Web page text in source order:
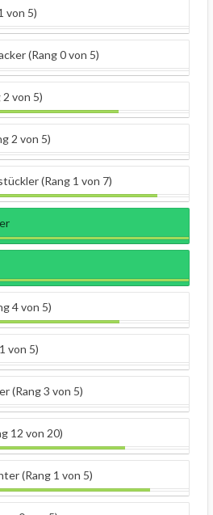
von 5)
(Rang 0 von 5)
von 5)
2 von 5)
(Rang 1 von 7)
4 von 5)
von 5)
(Rang 3 von 5)
12 von 20)
(Rang 1 von 5)